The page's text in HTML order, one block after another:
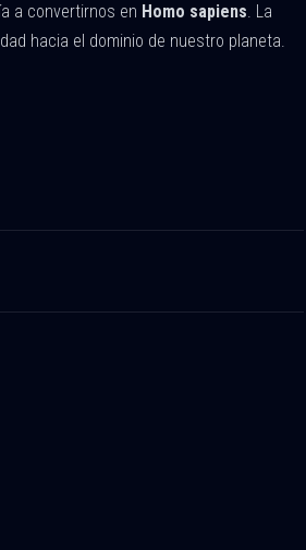
a convertirnos en Homo sapiens. La
hacia el dominio de nuestro planeta.